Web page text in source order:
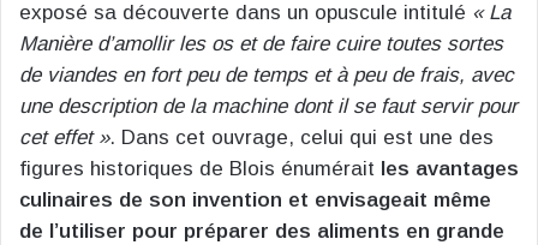
exposé sa découverte dans un opuscule intitulé « La
Manière d’amollir les os et de faire cuire toutes sortes
de viandes en fort peu de temps et à peu de frais, avec
une description de la machine dont il se faut servir pour
cet effet ». Dans cet ouvrage, celui qui est une des
figures historiques de Blois énumérait les avantages
culinaires de son invention et envisageait même
de l’utiliser pour préparer des aliments en grande